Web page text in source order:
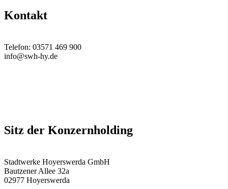
Kontakt
Telefon: 03571 469 900
info@swh-hy.de
Sitz der Konzernholding
Stadtwerke Hoyerswerda GmbH
Bautzener Allee 32a
02977 Hoyerswerda